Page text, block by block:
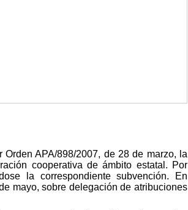
APA/898/2007, de 28 de marzo, la
cooperativa de ámbito estatal. Por
la correspondiente subvención. En
mayo, sobre delegación de atribuciones